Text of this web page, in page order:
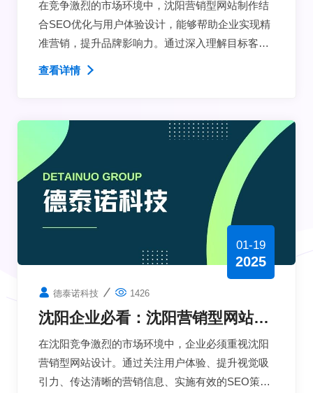
准营销
在竞争激烈的市场环境中，沈阳营销型网站制作结
合SEO优化与用户体验设计，能够帮助企业实现精
准营销，提升品牌影响力。通过深入理解目标客户
的需求，制定合理的SEO策略与用户体验设计，您
查看详情
01-19
2025
德泰诺科技 1426
沈阳企业必看：沈阳营销型网站设
计的五大关键要素，助力您在竞争
激烈的市场中脱颖而出
在沈阳竞争激烈的市场环境中，企业必须重视沈阳
营销型网站设计。通过关注用户体验、提升视觉吸
引力、传达清晰的营销信息、实施有效的SEO策略